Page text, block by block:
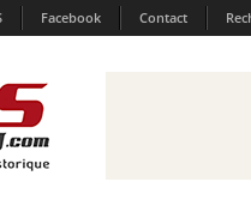
Facebook Contact